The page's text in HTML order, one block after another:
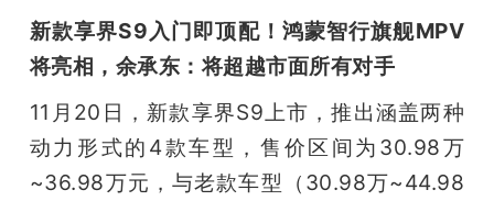
新款享界S9入门即顶配！鸿蒙智行旗舰MPV
将亮相，余承东：将超越市面所有对手
11月20日，新款享界S9上市，推出涵盖两种
动力形式的4款车型，售价区间为30.98万
~36.98万元，与老款车型（30.98万~44.98